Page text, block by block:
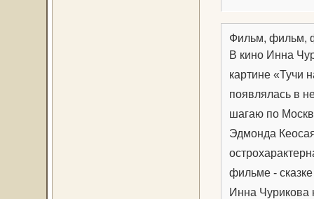
Фильм, фильм,
В кино Инна
картине «Тучи
появлялась в
шагаю по
Эдмонда
фильме -
Инна Чурикова